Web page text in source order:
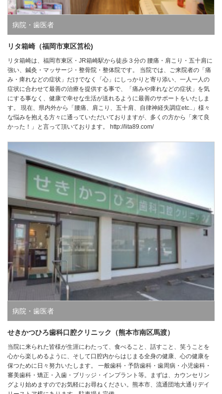
病院・歯医者
リタ箱崎（福岡市東区筥松)
リタ箱崎は、福岡市東区・JR箱崎駅から徒歩３分の 腰痛・肩こり・五十肩に
強い、鍼灸・マッサージ・整骨院・整体院です。 当院では、ご来院者の「痛
み・痺れなどの症状」だけでなく「心」にしっかりと寄り添い、一人一人の
症状に合わせて最善の治療を提供する事で、「痛みや痺れなどの症状」を気
にする事なく、健康で幸せな生活が送れるように最善のサポートをいたしま
す。 現在、県内外から「腰痛、肩こり、五十肩、自律神経失調症etc..」様々
な悩みを抱える方々に通っていただいておりますが、多くの方から「来て良
かった！」と言って頂いております。 http://lita89.com/
病院・歯医者
せきかつひろ歯科口腔クリニック（熊本市南区馬渡）
当院に来られた皆様が生涯にわたって、食べること、話すこと、笑うことを
心から楽しめるように、そして口腔内からはじまる全身の健康、心の健康を
保つために日々努力いたします。 一般歯科・予防歯科・歯周病・小児歯科・
審美歯科・矯正・入歯・ブリッジ・インプラント等。まずは、カウンセリン
グより始めますのでお気軽にお尋ねください。熊本市、流通団地大通りデイ